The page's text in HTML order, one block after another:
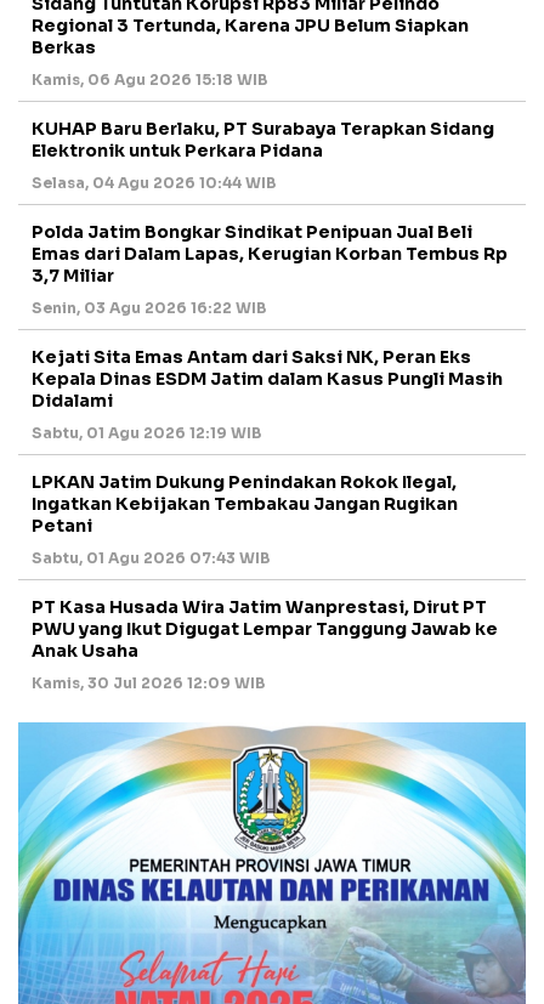
Regional 3 Tertunda, Karena JPU Belum Siapkan
Berkas
Kamis, 06 Agu 2026 15:18 WIB
KUHAP Baru Berlaku, PT Surabaya Terapkan Sidang
Elektronik untuk Perkara Pidana
Selasa, 04 Agu 2026 10:44 WIB
Polda Jatim Bongkar Sindikat Penipuan Jual Beli
Emas dari Dalam Lapas, Kerugian Korban Tembus Rp
3,7 Miliar
Senin, 03 Agu 2026 16:22 WIB
Kejati Sita Emas Antam dari Saksi NK, Peran Eks
Kepala Dinas ESDM Jatim dalam Kasus Pungli Masih
Didalami
Sabtu, 01 Agu 2026 12:19 WIB
LPKAN Jatim Dukung Penindakan Rokok Ilegal,
Ingatkan Kebijakan Tembakau Jangan Rugikan
Petani
Sabtu, 01 Agu 2026 07:43 WIB
PT Kasa Husada Wira Jatim Wanprestasi, Dirut PT
PWU yang Ikut Digugat Lempar Tanggung Jawab ke
Anak Usaha
Kamis, 30 Jul 2026 12:09 WIB